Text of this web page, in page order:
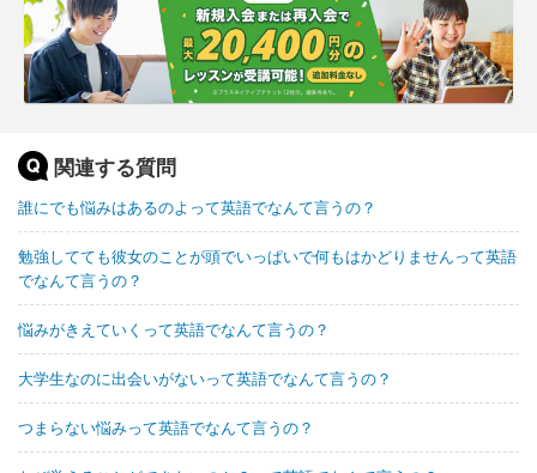
関連する質問
誰にでも悩みはあるのよって英語でなんて言うの？
勉強してても彼女のことが頭でいっぱいで何もはかどりませんって英語
でなんて言うの？
悩みがきえていくって英語でなんて言うの？
大学生なのに出会いがないって英語でなんて言うの？
つまらない悩みって英語でなんて言うの？